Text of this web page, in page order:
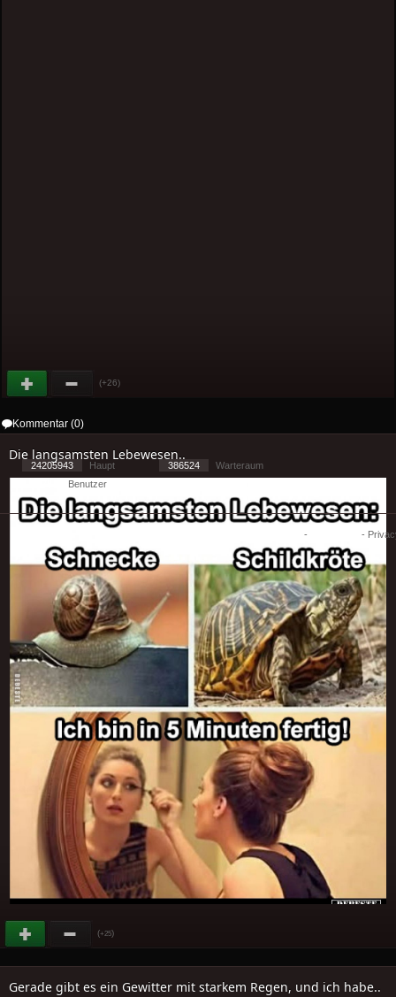
(+26)
Kommentar (0)
Die langsamsten Lebewesen..
(+25)
Gerade gibt es ein Gewitter mit starkem Regen, und ich habe..
24205943 Haupt 386524
Warteraum
Benutzer
- -